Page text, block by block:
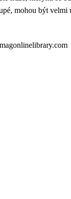
mohou být velmi